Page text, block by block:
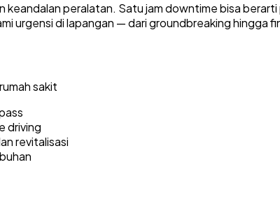
peralatan. Satu jam downtime bisa
urgensi di lapangan — dari groundbreaking hingga
sakit
driving
revitalisasi